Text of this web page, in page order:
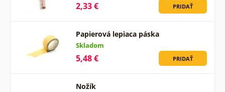
2,33 € PRIDAŤ
Papierová lepiaca páska
Skladom
5,48 € PRIDAŤ
Nožík